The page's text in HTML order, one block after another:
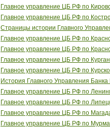
Главное управление ЦБ РФ по
Главное управление ЦБ РФ по
Страницы истории Главного
Главное управление ЦБ РФ по
Главное управление ЦБ РФ по
Главное управление ЦБ РФ по
Главное управление ЦБ РФ по
История Главного Управления Банка
Главное управление ЦБ РФ по
Главное управление ЦБ РФ по
Главное управление ЦБ РФ по
Главное управление ЦБ РФ по